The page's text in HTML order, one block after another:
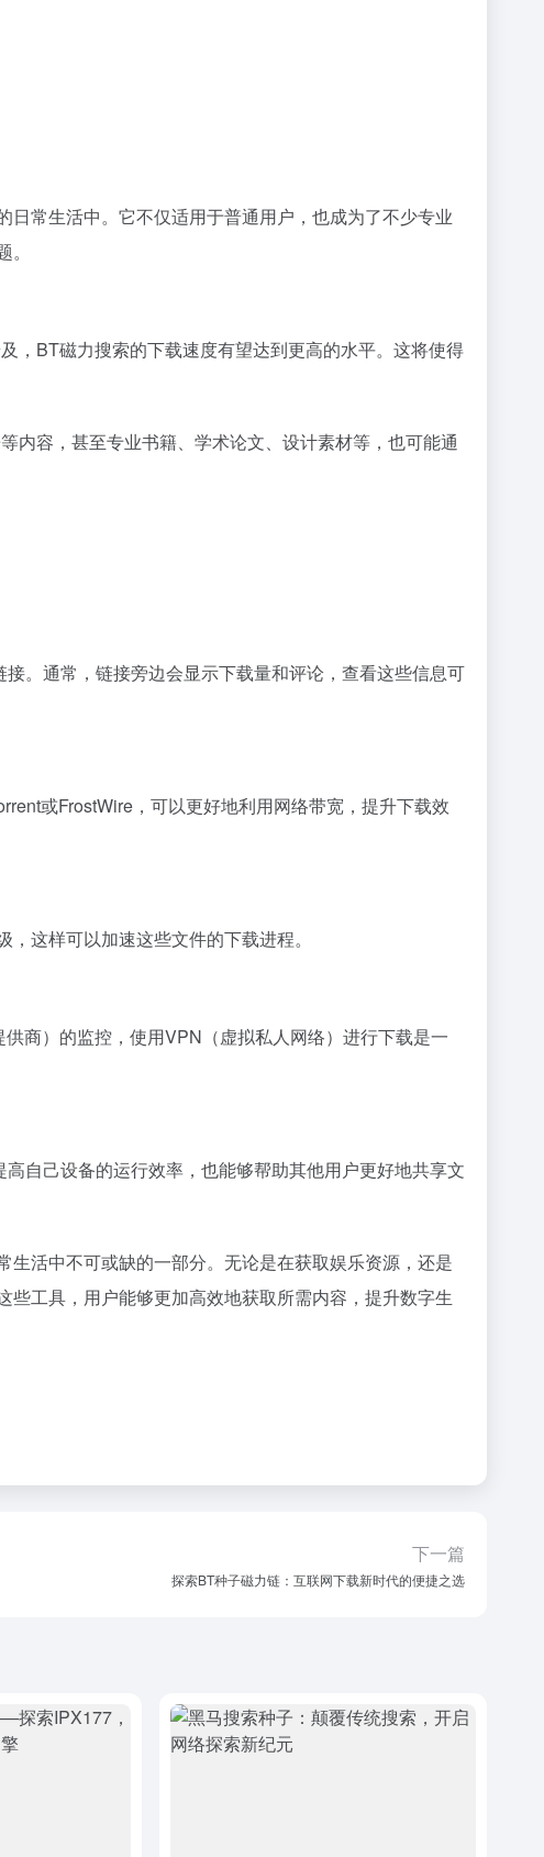
常生活中。它不仅适用于普通用户，也成为了不少专业
，BT磁力搜索的下载速度有望达到更高的水平。这将使得
内容，甚至专业书籍、学术论文、设计素材等，也可能通
。通常，链接旁边会显示下载量和评论，查看这些信息可
或FrostWire，可以更好地利用网络带宽，提升下载效
这样可以加速这些文件的下载进程。
商）的监控，使用VPN（虚拟私人网络）进行下载是一
自己设备的运行效率，也能够帮助其他用户更好地共享文
活中不可或缺的一部分。无论是在获取娱乐资源，还是
工具，用户能够更加高效地获取所需内容，提升数字生
下一篇
探索BT种子磁力链：互联网下载新时代的便捷之选